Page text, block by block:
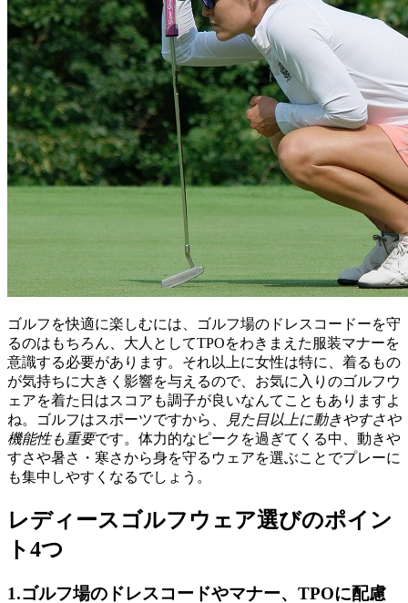
ゴルフを快適に楽しむには、ゴルフ場のドレスコードーを守
るのはもちろん、大人としてTPOをわきまえた服装マナーを
意識する必要があります。それ以上に女性は特に、着るもの
が気持ちに大きく影響を与えるので、お気に入りのゴルフウ
ェアを着た日はスコアも調子が良いなんてこともありますよ
ね。ゴルフはスポーツですから、
見た目以上に動きやすさや
機能性も重要です。体力的なピークを過ぎてくる中、動きや
すさや暑さ・寒さから身を守るウェアを選ぶことでプレーに
も集中しやすくなるでしょう。
レディースゴルフウェア選びのポイン
ト4つ
1.ゴルフ場のドレスコードやマナー、TPOに配慮